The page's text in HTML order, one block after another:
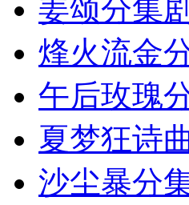
姜颂分集
烽火流金
午后玫瑰
夏梦狂诗
沙尘暴分